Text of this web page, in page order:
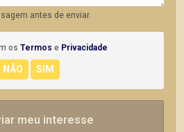
antes de enviar.
os Termos e Privacidade
meu interesse